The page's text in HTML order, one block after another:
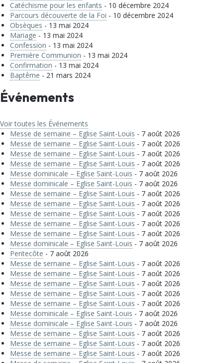
Catéchisme pour les enfants - 10 décembre 2024
Parcours découverte de la Foi - 10 décembre 2024
Obsèques - 13 mai 2024
Mariage - 13 mai 2024
Confession - 13 mai 2024
Première Communion - 13 mai 2024
Confirmation - 13 mai 2024
Baptême - 21 mars 2024
Événements
Voir toutes les Événements
Messe de semaine – Eglise Saint-Louis - 7 août 2026
Messe de semaine – Eglise Saint-Louis - 7 août 2026
Messe de semaine – Eglise Saint-Louis - 7 août 2026
Messe de semaine – Eglise Saint-Louis - 7 août 2026
Messe dominicale – Eglise Saint-Louis - 7 août 2026
Messe dominicale – Eglise Saint-Louis - 7 août 2026
Messe de semaine – Eglise Saint-Louis - 7 août 2026
Messe de semaine – Eglise Saint-Louis - 7 août 2026
Messe de semaine – Eglise Saint-Louis - 7 août 2026
Messe de semaine – Eglise Saint-Louis - 7 août 2026
Messe de semaine – Eglise Saint-Louis - 7 août 2026
Messe dominicale – Eglise Saint-Louis - 7 août 2026
Pentecôte - 7 août 2026
Messe de semaine – Eglise Saint-Louis - 7 août 2026
Messe de semaine – Eglise Saint-Louis - 7 août 2026
Messe de semaine – Eglise Saint-Louis - 7 août 2026
Messe de semaine – Eglise Saint-Louis - 7 août 2026
Messe de semaine – Eglise Saint-Louis - 7 août 2026
Messe dominicale – Eglise Saint-Louis - 7 août 2026
Messe dominicale – Eglise Saint-Louis - 7 août 2026
Messe de semaine – Eglise Saint-Louis - 7 août 2026
Messe de semaine – Eglise Saint-Louis - 7 août 2026
Messe de semaine – Eglise Saint-Louis - 7 août 2026